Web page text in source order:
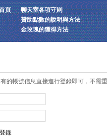
頁
聊天室各項守則
贊助點數的說明與方法
金玫瑰的獲得方法
的帳號信息直接進行登錄即可，不需
錄